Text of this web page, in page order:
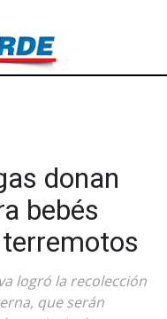
donan
bebés
logró la recolección
que serán